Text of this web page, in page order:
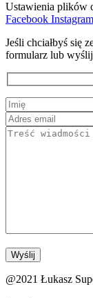
Ustawienia plików
Facebook Instagram
Jeśli chciałbyś się
formularz lub wyślij
@2021 Łukasz